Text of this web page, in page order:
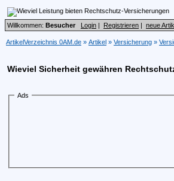
Willkommen: Besucher Login | Registrieren | neue
ArtikelVerzeichnis 0AM.de » Artikel » Versicherung »
Wieviel Sicherheit gewähren
Ads